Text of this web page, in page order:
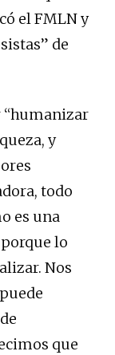
el FMLN y
de
“humanizar
y
todo
es una
lo
Nos
que